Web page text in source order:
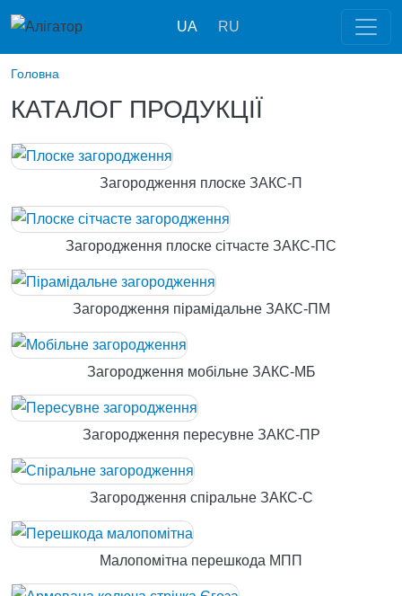
Перейти до основного вмісту
UA
RU
Головна
КАТАЛОГ ПРОДУКЦІЇ
Загородження плоске ЗАКС-П
Загородження плоске сітчасте ЗАКС-ПС
Загородження пірамідальне ЗАКС-ПМ
Загородження мобільне ЗАКС-МБ
Загородження пересувне ЗАКС-ПР
Загородження спіральне ЗАКС-С
Малопомітна перешкода МПП